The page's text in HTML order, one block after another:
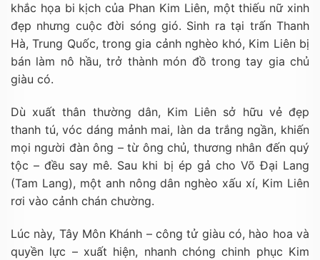
khắc họa bi kịch của Phan Kim Liên, một thiếu nữ xinh
đẹp nhưng cuộc đời sóng gió. Sinh ra tại trấn Thanh
Hà, Trung Quốc, trong gia cảnh nghèo khó, Kim Liên bị
bán làm nô hầu, trở thành món đồ trong tay gia chủ
giàu có.
Dù xuất thân thường dân, Kim Liên sở hữu vẻ đẹp
thanh tú, vóc dáng mảnh mai, làn da trắng ngần, khiến
mọi người đàn ông – từ ông chủ, thương nhân đến quý
tộc – đều say mê. Sau khi bị ép gả cho Võ Đại Lang
(Tam Lang), một anh nông dân nghèo xấu xí, Kim Liên
rơi vào cảnh chán chường.
Lúc này, Tây Môn Khánh – công tử giàu có, hào hoa và
quyền lực – xuất hiện, nhanh chóng chinh phục Kim